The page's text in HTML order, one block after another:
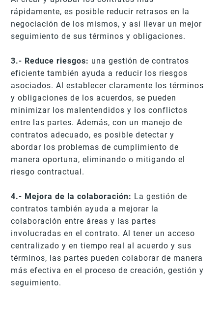
rápidamente, es posible reducir retrasos en la
negociación de los mismos, y así llevar un mejor
seguimiento de sus términos y obligaciones.
3.- Reduce riesgos: una gestión de contratos
eficiente también ayuda a reducir los riesgos
asociados. Al establecer claramente los términos
y obligaciones de los acuerdos, se pueden
minimizar los malentendidos y los conflictos
entre las partes. Además, con un manejo de
contratos adecuado, es posible detectar y
abordar los problemas de cumplimiento de
manera oportuna, eliminando o mitigando el
riesgo contractual.
4.- Mejora de la colaboración: La gestión de
contratos también ayuda a mejorar la
colaboración entre áreas y las partes
involucradas en el contrato. Al tener un acceso
centralizado y en tiempo real al acuerdo y sus
términos, las partes pueden colaborar de manera
más efectiva en el proceso de creación, gestión y
seguimiento.